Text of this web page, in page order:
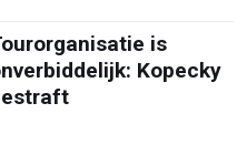
is
Kopecky